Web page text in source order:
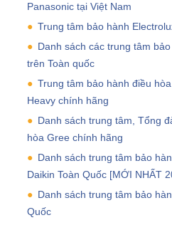
Panasonic tại Việt Nam
Trung tâm bảo hành
Danh sách các trung tâm
trên Toàn quốc
Trung tâm bảo hành điều
Heavy chính hãng
Danh sách trung tâm, Tổng
hòa Gree chính hãng
Danh sách trung tâm bảo
Daikin Toàn Quốc [MỚI NHẤT
Danh sách trung tâm bảo
Quốc